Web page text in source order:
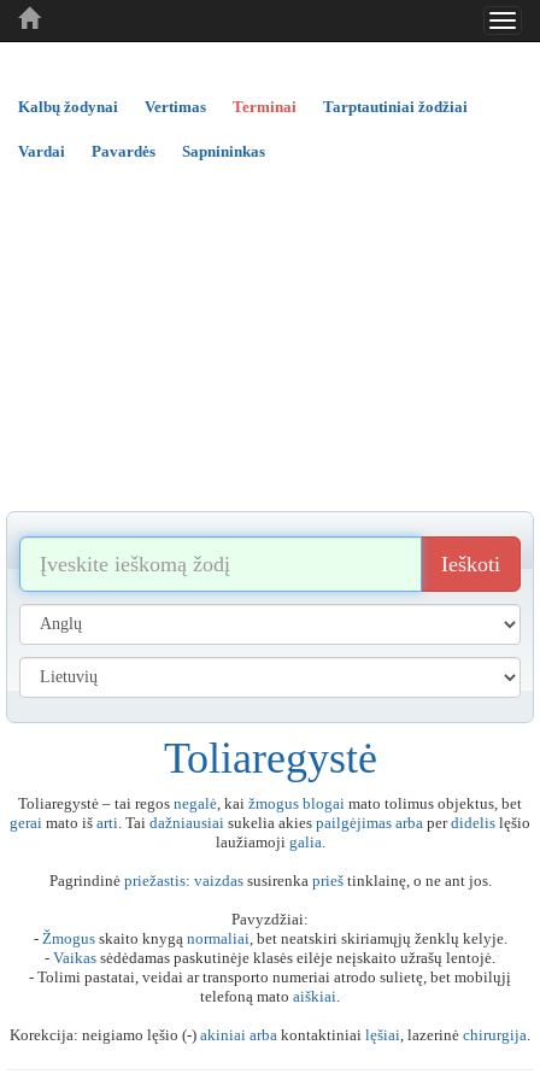
..
..
Kalbų žodynai Vertimas Terminai Tarptautiniai žodžiai
Vardai Pavardės Sapnininkas
Ieškoti
Toliaregystė
Toliaregystė – tai regos negalė, kai žmogus blogai mato tolimus objektus, bet
gerai mato iš arti. Tai dažniausiai sukelia akies pailgėjimas arba perdidelis lęšio
laužiamoji galia.
Pagrindinė priežastis: vaizdassusirenka prieštinklainę, o ne ant jos.
Pavyzdžiai:
- Žmogusskaito knygą normaliai, bet neatskiri skiriamųjų ženklų kelyje.
- Vaikas sėdėdamas paskutinėje klasės eilėje neįskaito užrašų lentojė.
- Tolimi pastatai, veidai ar transporto numeriai atrodo sulietę, bet mobilųjį
telefoną mato aiškiai.
Korekcija: neigiamo lęšio (-) akiniai arba kontaktiniai lęšiai, lazerinė chirurgija.